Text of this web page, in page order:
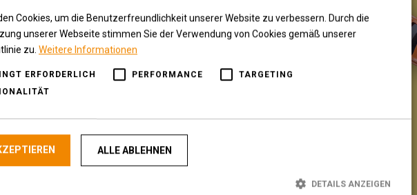
Rum
geprüft schadstoffgeprüft Kinderzimmer
Kindermotiv Geschenk Jungen Mädchen Kinder
Wunschgröße | schönes Straßenmotiv mit vielen
Cookies, um die Benutzerfreundlichkeit unserer Website zu verbessern. Durch die
unserer Webseite stimmen Sie der Verwendung von Cookies gemäß unserer
zu. Weitere Informationen
ERFORDERLICH PERFORMANCE
TARGETING
ALLE ABLEHNEN
DETAILS ANZEIGEN